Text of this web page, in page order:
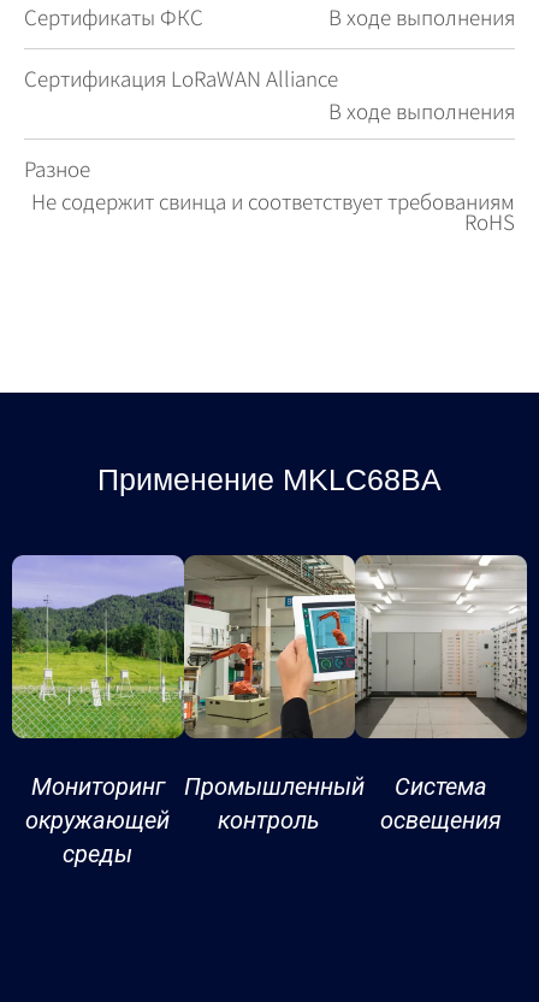
Сертификаты ФКС В ходе выполнения
Сертификация LoRaWAN Alliance
В ходе выполнения
Разное
Не содержит свинца и соответствует требованиям
RoHS
Применение MKLC68BA
Мониторинг
окружающей
среды
Промышленный
контроль
Система
освещения